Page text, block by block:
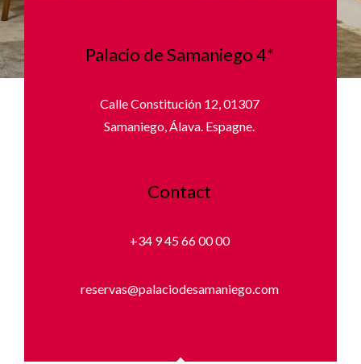
Palacio de Samaniego 4*
Calle Constitución 12, 01307
Samaniego, Álava. Espagne.
Contact
+34 9 45 66 00 00
reservas@palaciodesamaniego.com